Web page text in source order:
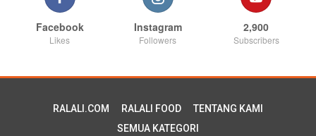
Facebook
Likes
Instagram
Followers
2,900
Subscribers
RALALI.COM RALALI FOOD
TENTANG KAMI
SEMUA KATEGORI